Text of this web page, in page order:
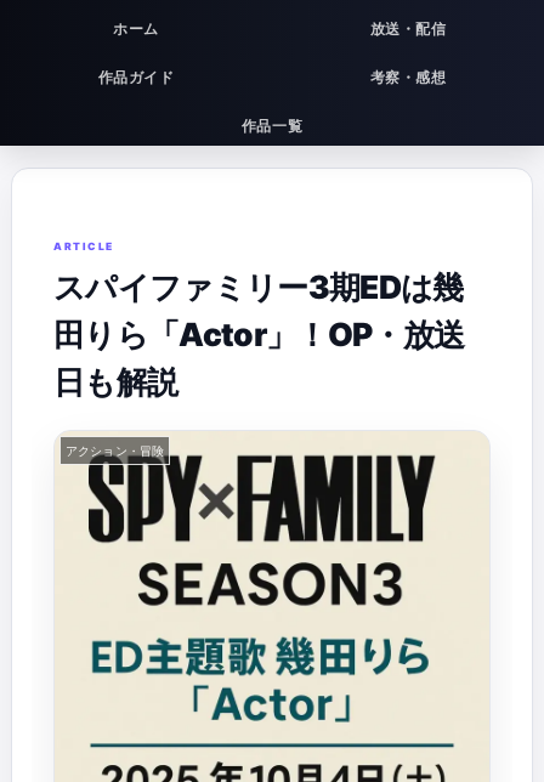
ホーム 放送・配信
作品ガイド 考察・感想
作品一覧
スパイファミリー3期EDは幾
田りら「Actor」！OP・放送
日も解説
アクション・冒険